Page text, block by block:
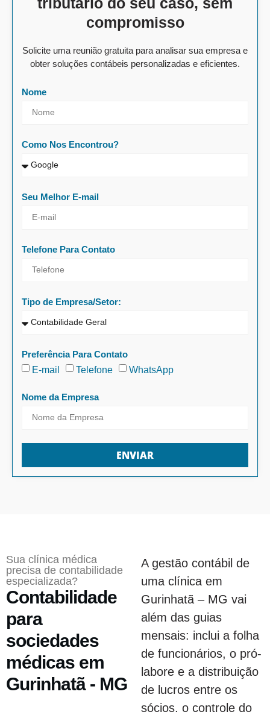
compromisso
Solicite uma reunião gratuita para analisar sua empresa e
obter soluções contábeis personalizadas e eficientes.
Nome
Como Nos Encontrou?
Seu Melhor E-mail
Telefone Para Contato
Tipo de Empresa/Setor:
Preferência Para Contato
E-mail
Telefone WhatsApp
Nome da Empresa
ENVIAR
Sua clínica médica
precisa de contabilidade
especializada?
Contabilidade
para
sociedades
médicas em
Gurinhatã - MG
A gestão contábil de
uma clínica em
Gurinhatã – MG vai
além das guias
mensais: inclui a folha
de funcionários, o pró-
labore e a distribuição
de lucros entre os
sócios, o controle do